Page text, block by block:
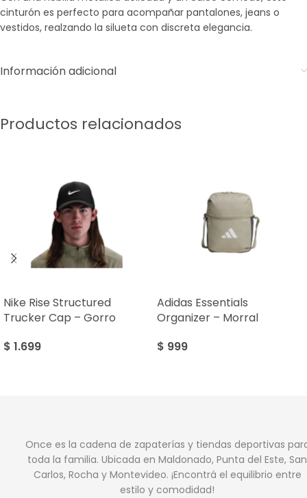
cinturón es perfecto para acompañar pantalones, jeans o
vestidos, realzando la silueta con discreta elegancia.
Información adicional
Productos relacionados
Nike Rise Structured
Trucker Cap – Gorro
$ 1.699
Adidas Essentials
Organizer – Morral
$ 999
Once es la cadena de zapaterías y tiendas deportivas
toda la familia. Ubicada en Maldonado, Punta del Este, San
Carlos, Rocha y Montevideo. ¡Encontrá el equilibrio entre
estilo y comodidad!